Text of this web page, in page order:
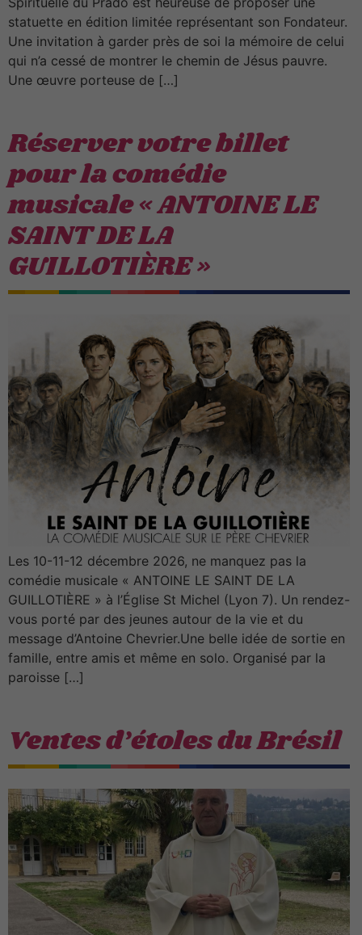
statuette en édition limitée représentant son Fondateur.
Une invitation à garder près de soi la mémoire de celui
qui n’a cessé de montrer le chemin de Jésus pauvre.
Une œuvre porteuse de […]
Réserver votre billet
pour la comédie
musicale « ANTOINE LE
SAINT DE LA
GUILLOTIÈRE »
Les 10-11-12 décembre 2026, ne manquez pas la
comédie musicale « ANTOINE LE SAINT DE LA
GUILLOTIÈRE » à l’Église St Michel (Lyon 7). Un rendez-
vous porté par des jeunes autour de la vie et du
message d’Antoine Chevrier.Une belle idée de sortie en
famille, entre amis et même en solo. Organisé par la
paroisse […]
Ventes d’étoles du Brésil